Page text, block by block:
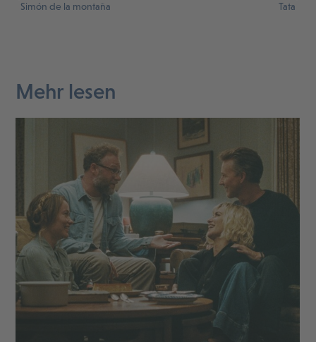
Simón de la montaña Tata
Mehr lesen